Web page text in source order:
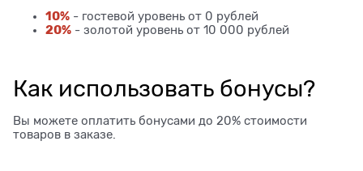
10% - гостевой уровень от 0 рублей
20% - золотой уровень от 10 000 рублей
Как использовать бонусы?
Вы можете оплатить бонусами до 20% стоимости
товаров в заказе.